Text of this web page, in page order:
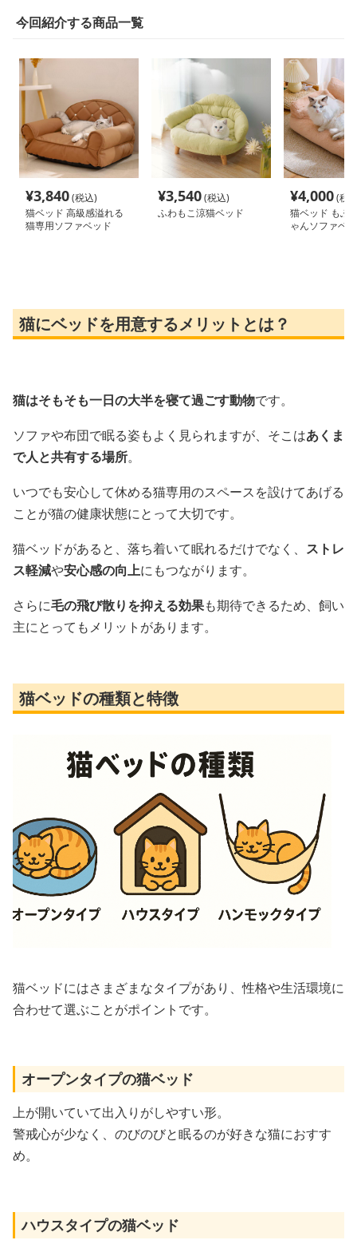
今回紹介する商品一覧
¥3,840(税込)
猫ベッド 高級感溢れる
猫専用ソファベッド
¥3,540(税込)
ふわもこ涼猫ベッド
¥4,000(税
猫ベッド もふ
ゃんソファベ
猫にベッドを用意するメリットとは？
猫はそもそも一日の大半を寝て過ごす動物です。
ソファや布団で眠る姿もよく見られますが、そこはあくま
で人と共有する場所。
いつでも安心して休める猫専用のスペースを設けてあげる
ことが猫の健康状態にとって大切です。
猫ベッドがあると、落ち着いて眠れるだけでなく、 ストレ
ス軽減や安心感の向上にもつながります。
さらに毛の飛び散りを抑える効果も期待できるため、飼い
主にとってもメリットがあります。
猫ベッドの種類と特徴
猫ベッドにはさまざまなタイプがあり、性格や生活環境に
合わせて選ぶことがポイントです。
オープンタイプの猫ベッド
上が開いていて出入りがしやすい形。
警戒心が少なく、のびのびと眠るのが好きな猫におすす
め。
ハウスタイプの猫ベッド